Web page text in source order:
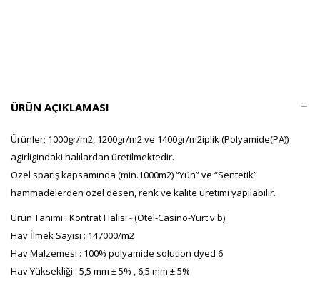
ÜRÜN AÇIKLAMASI
Ürünler; 1000gr/m2, 1200gr/m2 ve 1400gr/m2iplik (Polyamide(PA))
agirligindaki halılardan üretilmektedir.
Özel spariş kapsamında (min.1000m2) “Yün” ve “Sentetik”
hammadelerden özel desen, renk ve kalite üretimi yapılabilir.
Ürün Tanımı : Kontrat Halısı - (Otel-Casino-Yurt v.b)
Hav İlmek Sayısı : 147000/m2
Hav Malzemesi : 100% polyamide solution dyed 6
Hav Yüksekliği : 5,5 mm ± 5% , 6,5 mm ± 5%